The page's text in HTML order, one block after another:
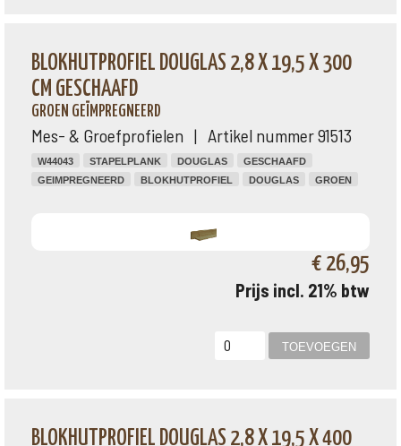
BLOKHUTPROFIEL DOUGLAS 2,8 X 19,5 X 300
CM GESCHAAFD
GROEN GEÏMPREGNEERD
Mes- & Groefprofielen | Artikel nummer 91513
W44043 STAPELPLANK DOUGLAS
GESCHAAFD
GEIMPREGNEERD
BLOKHUTPROFIEL DOUGLAS GROEN
€ 26,95
Prijs incl. 21% btw
BLOKHUTPROFIEL DOUGLAS 2,8 X 19,5 X 400